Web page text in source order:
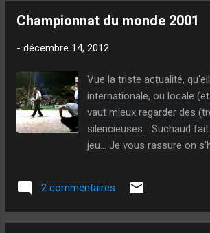
Championnat du monde 2001
- décembre 14, 2012
Vue la triste actualité,
internationale, ou locale
vaut mieux regarder des
silencieuses... Suchaud
jeu... Je vous rassure on
2 commentaires